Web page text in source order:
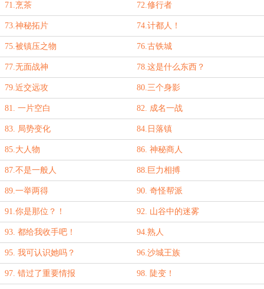
71.烹茶 72.修行者
73.神秘拓片 74.计都人！
75.被镇压之物 76.古铁城
77.无面战神 78.这是什么东西？
79.近交远攻 80.三个身影
81. 一片空白 82. 成名一战
83. 局势变化 84.日落镇
85.大人物 86. 神秘商人
87.不是一般人 88.巨力相搏
89.一举两得 90. 奇怪帮派
91.你是那位？！ 92. 山谷中的迷雾
93. 都给我收手吧！ 94.熟人
95. 我可认识她吗？ 96.沙城王族
97. 错过了重要情报 98. 陡变！